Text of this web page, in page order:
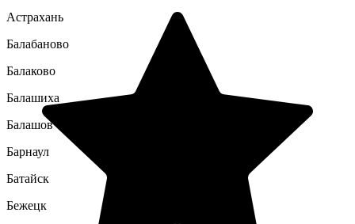
Астрахань
Балабаново
Балаково
Балашиха
Балашов
Барнаул
Батайск
Бежецк